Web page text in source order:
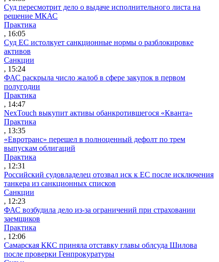
Суд пересмотрит дело о выдаче исполнительного листа на
решение МКАС
Практика
, 16:05
Суд ЕС истолкует санкционные нормы о разблокировке
активов
Санкции
, 15:24
ФАС раскрыла число жалоб в сфере закупок в первом
полугодии
Практика
, 14:47
NexTouch выкупит активы обанкротившегося «Кванта»
Практика
, 13:35
«Евротранс» перешел в полноценный дефолт по трем
выпускам облигаций
Практика
, 12:31
Российский судовладелец отозвал иск к ЕС после исключения
танкера из санкционных списков
Санкции
, 12:23
ФАС возбудила дело из-за ограничений при страховании
заемщиков
Практика
, 12:06
Самарская ККС приняла отставку главы облсуда Шилова
после проверки Генпрокуратуры